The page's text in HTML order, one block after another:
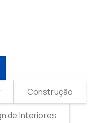
Construção
de Interiores